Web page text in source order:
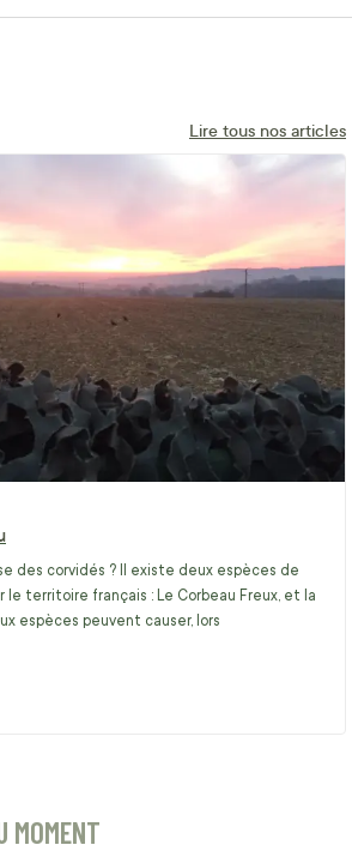
Lire tous nos articles
des corvidés ? Il existe deux espèces de
le territoire français : Le Corbeau Freux, et la
espèces peuvent causer, lors
MOMENT